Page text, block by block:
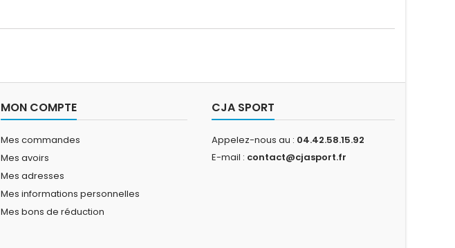
MON COMPTE
Mes commandes
Mes avoirs
Mes adresses
Mes informations personnelles
Mes bons de réduction
CJA SPORT
Appelez-nous au : 04.42.58.15.92
E-mail : contact@cjasport.fr